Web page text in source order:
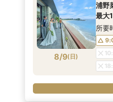
8/9( 日)
浦野
最大
所要